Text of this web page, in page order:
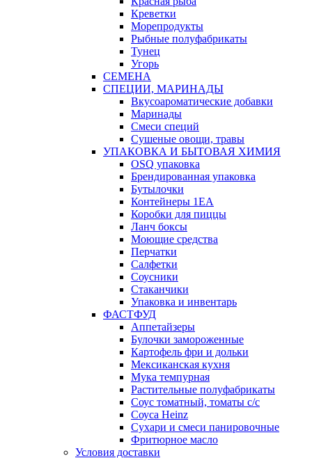
Креветки
Морепродукты
Рыбные полуфабрикаты
Тунец
Угорь
СЕМЕНА
СПЕЦИИ, МАРИНАДЫ
Вкусоароматические добавки
Маринады
Смеси специй
Сушеные овощи, травы
УПАКОВКА И БЫТОВАЯ ХИМИЯ
OSQ упаковка
Брендированная упаковка
Бутылочки
Контейнеры 1ЕА
Коробки для пиццы
Ланч боксы
Моющие средства
Перчатки
Салфетки
Соусники
Стаканчики
Упаковка и инвентарь
ФАСТФУД
Аппетайзеры
Булочки замороженные
Картофель фри и дольки
Мексиканская кухня
Мука темпурная
Растительные полуфабрикаты
Соус томатный, томаты с/с
Соуса Heinz
Сухари и смеси панировочные
Фритюрное масло
Условия доставки